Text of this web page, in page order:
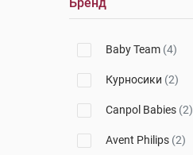
Baby Team (4)
Курносики (2)
Canpol Babies (2)
Avent Philips (2)